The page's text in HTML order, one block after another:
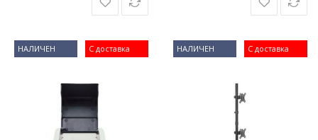
С доставка
НАЛИЧЕН С доставка
НАЛИЧЕН